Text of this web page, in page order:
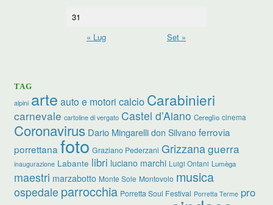
31
« Lug
Set »
TAG
alpini arte auto e motori calcio Carabinieri
carnevale cartoline di vergato Castel d’Aiano Cereglio cinema
Coronavirus Dario Mingarelli don Silvano ferrovia
porrettana foto Graziano Pederzani Grizzanaguerra
inaugurazione Labante libri luciano marchi Luigi Ontani Lumèga
maestri marzabotto Monte Sole Montovolo musica
ospedale parrocchia Porretta Soul Festival Porretta Terme pro